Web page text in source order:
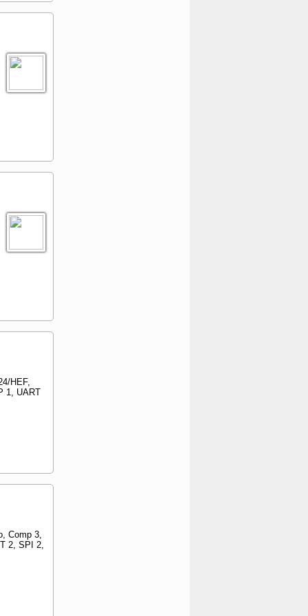
HEF,
1, UART
Comp 3,
2, SPI 2,